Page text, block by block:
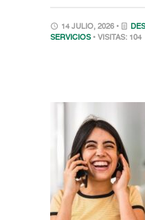
14 JULIO, 2026 •
SERVICIOS • VISITAS: 104